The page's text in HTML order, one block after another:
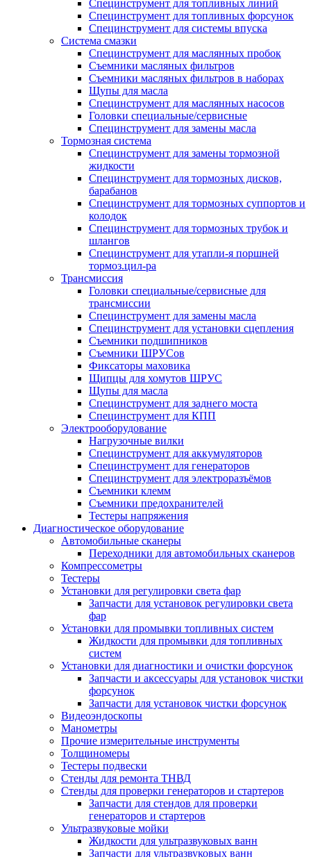
Специнструмент для топливных линий
Специнструмент для топливных форсунок
Специнструмент для системы впуска
Система смазки
Специнструмент для маслянных пробок
Съемники масляных фильтров
Съемники масляных фильтров в наборах
Щупы для масла
Специнструмент для маслянных насосов
Головки специальные/сервисные
Специнструмент для замены масла
Тормозная система
Специнструмент для замены тормозной
жидкости
Специнструмент для тормозных дисков,
барабанов
Специнструмент для тормозных суппортов и
колодок
Специнструмент для тормозных трубок и
шлангов
Специнструмент для утапли-я поршней
тормоз.цил-ра
Трансмиссия
Головки специальные/сервисные для
трансмиссии
Специнструмент для замены масла
Специнструмент для установки сцепления
Съемники подшипников
Съемники ШРУСов
Фиксаторы маховика
Щипцы для хомутов ШРУС
Щупы для масла
Специнструмент для заднего моста
Специнструмент для КПП
Электрооборудование
Нагрузочные вилки
Специнструмент для аккумуляторов
Специнструмент для генераторов
Специнструмент для электроразъёмов
Съемники клемм
Съемники предохранителей
Тестеры напряжения
Диагностическое оборудование
Автомобильные сканеры
Переходники для автомобильных сканеров
Компрессометры
Тестеры
Установки для регулировки света фар
Запчасти для установок регулировки света
фар
Установки для промывки топливных систем
Жидкости для промывки для топливных
систем
Установки для диагностики и очистки форсунок
Запчасти и аксессуары для установок чистки
форсунок
Запчасти для установок чистки форсунок
Видеоэндоскопы
Манометры
Прочие измерительные инструменты
Толщиномеры
Тестеры подвески
Стенды для ремонта ТНВД
Стенды для проверки генераторов и стартеров
Запчасти для стендов для проверки
генераторов и стартеров
Ультразвуковые мойки
Жидкости для ультразвуковых ванн
Запчасти для ультразвуковых ванн